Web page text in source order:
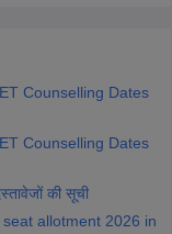
All JEE Main E-
& Logical
Books for GATE
Counselling Dates
Counselling Dates
की सूची
seat allotment 2026 in